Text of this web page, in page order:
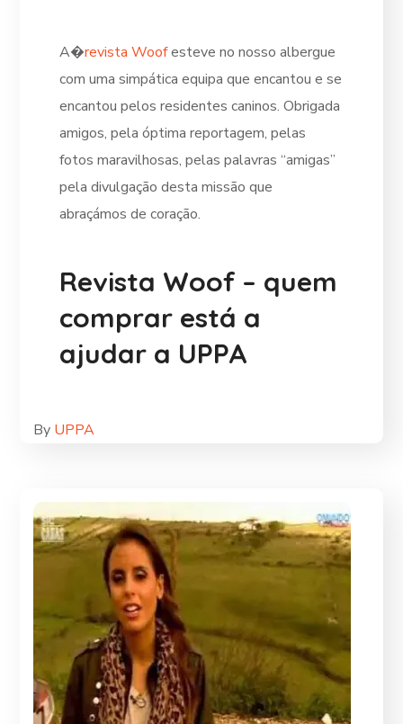
A�revista Woofesteve no nosso albergue
com uma simpática equipa que encantou e se
encantou pelos residentes caninos. Obrigada
amigos, pela óptima reportagem, pelas
fotos maravilhosas, pelas palavras “amigas”
pela divulgação desta missão que
abraçámos de coração.
Revista Woof – quem
comprar está a
ajudar a UPPA
By UPPA